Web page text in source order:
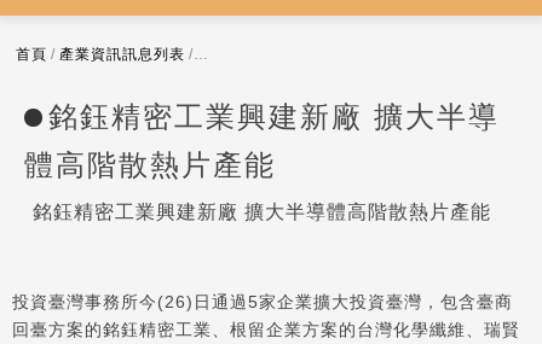
首頁 / 產業資訊訊息列表 / 銘鈺精密工業興建新廠 擴大半導體高階散熱片產
銘鈺精密工業興建新廠 擴大半導
體高階散熱片產能
銘鈺精密工業興建新廠 擴大半導體高階散熱片產能
投資臺灣事務所今(26)日通過5家企業擴大投資臺灣，包含臺商
回臺方案的銘鈺精密工業、根留企業方案的台灣化學纖維、瑞賢